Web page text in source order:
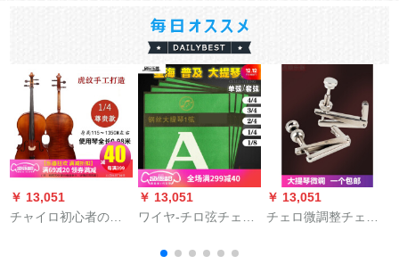
￥ 13,051
チャイロ初心者の大
￥ 13,051
ワイヤ-チロ弦チェロ
セ-ト
￥ 13,051
チェロ微調整チェロ